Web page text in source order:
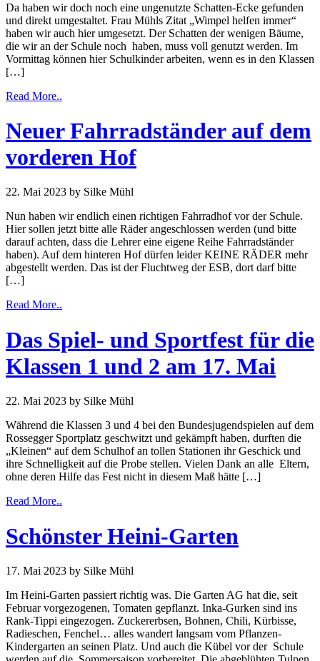
Da haben wir doch noch eine ungenutzte Schatten-Ecke gefunden
und direkt umgestaltet. Frau Mühls Zitat „Wimpel helfen immer“
haben wir auch hier umgesetzt. Der Schatten der wenigen Bäume,
die wir an der Schule noch haben, muss voll genutzt werden. Im
Vormittag können hier Schulkinder arbeiten, wenn es in den Klassen
[…]
Read More..
Neuer Fahrradständer auf dem
vorderen Hof
22. Mai 2023 by Silke Mühl
Nun haben wir endlich einen richtigen Fahrradhof vor der Schule.
Hier sollen jetzt bitte alle Räder angeschlossen werden (und bitte
darauf achten, dass die Lehrer eine eigene Reihe Fahrradständer
haben). Auf dem hinteren Hof dürfen leider KEINE RÄDER mehr
abgestellt werden. Das ist der Fluchtweg der ESB, dort darf bitte
[…]
Read More..
Das Spiel- und Sportfest für die
Klassen 1 und 2 am 17. Mai
22. Mai 2023 by Silke Mühl
Während die Klassen 3 und 4 bei den Bundesjugendspielen auf dem
Rossegger Sportplatz geschwitzt und gekämpft haben, durften die
„Kleinen“ auf dem Schulhof an tollen Stationen ihr Geschick und
ihre Schnelligkeit auf die Probe stellen. Vielen Dank an alle Eltern,
ohne deren Hilfe das Fest nicht in diesem Maß hätte […]
Read More..
Schönster Heini-Garten
17. Mai 2023 by Silke Mühl
Im Heini-Garten passiert richtig was. Die Garten AG hat die, seit
Februar vorgezogenen, Tomaten gepflanzt. Inka-Gurken sind ins
Rank-Tippi eingezogen. Zuckererbsen, Bohnen, Chili, Kürbisse,
Radieschen, Fenchel… alles wandert langsam vom Pflanzen-
Kindergarten an seinen Platz. Und auch die Kübel vor der Schule